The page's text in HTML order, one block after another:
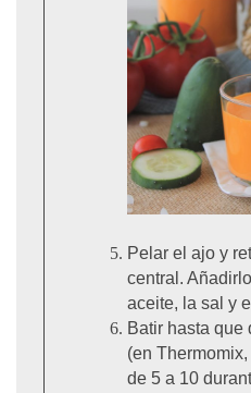
Pelar el ajo y
central.
aceite, la sal y
Batir hasta que
(en
de 5 a 10